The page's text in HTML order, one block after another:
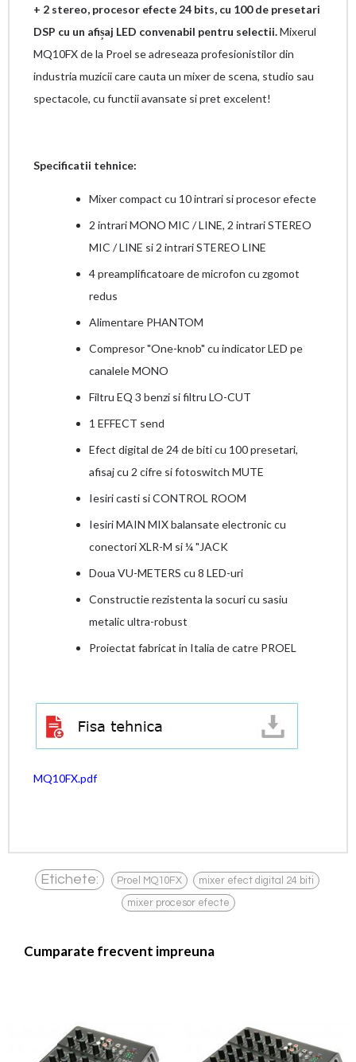
+ 2 stereo, procesor efecte 24 bits, cu 100 de presetari
DSP cu un afișaj LED convenabil pentru selectii.Mixerul
MQ10FX de la Proel se adreseaza profesionistilor din
industria muzicii care cauta un mixer de scena, studio sau
spectacole, cu functii avansate si pret excelent!
Specificatii tehnice:
Mixer compact cu 10 intrari si procesor efecte
2 intrari MONO MIC / LINE, 2 intrari STEREO
MIC / LINE si 2 intrari STEREO LINE
4 preamplificatoare de microfon cu zgomot
redus
Alimentare PHANTOM
Compresor "One-knob" cu indicator LED pe
canalele MONO
Filtru EQ 3 benzi si filtru LO-CUT
1 EFFECT send
Efect digital de 24 de biti cu 100 presetari,
afisaj cu 2 cifre si fotoswitch MUTE
Iesiri casti si CONTROL ROOM
Iesiri MAIN MIX balansate electronic cu
conectori XLR-M si ¼ "JACK
Doua VU-METERS cu 8 LED-uri
Constructie rezistenta la socuri cu sasiu
metalic ultra-robust
Proiectat fabricat in Italia de catre PROEL
MQ10FX.pdf
Etichete: Proel MQ10FX , mixer efect digital 24 biti ,
mixer procesor efecte
Cumparate frecvent impreuna